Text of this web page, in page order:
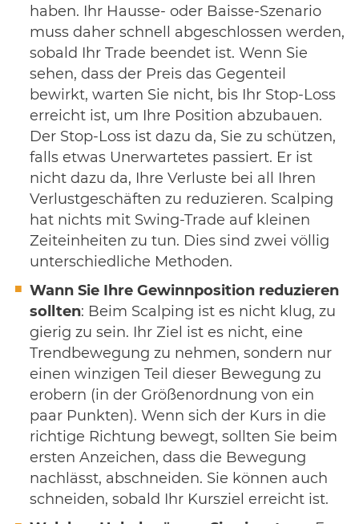
haben. Ihr Hausse- oder Baisse-Szenario
muss daher schnell abgeschlossen werden,
sobald Ihr Trade beendet ist. Wenn Sie
sehen, dass der Preis das Gegenteil
bewirkt, warten Sie nicht, bis Ihr Stop-Loss
erreicht ist, um Ihre Position abzubauen.
Der Stop-Loss ist dazu da, Sie zu schützen,
falls etwas Unerwartetes passiert. Er ist
nicht dazu da, Ihre Verluste bei all Ihren
Verlustgeschäften zu reduzieren. Scalping
hat nichts mit Swing-Trade auf kleinen
Zeiteinheiten zu tun. Dies sind zwei völlig
unterschiedliche Methoden.
Wann Sie Ihre Gewinnposition reduzieren
sollten: Beim Scalping ist es nicht klug, zu
gierig zu sein. Ihr Ziel ist es nicht, eine
Trendbewegung zu nehmen, sondern nur
einen winzigen Teil dieser Bewegung zu
erobern (in der Größenordnung von ein
paar Punkten). Wenn sich der Kurs in die
richtige Richtung bewegt, sollten Sie beim
ersten Anzeichen, dass die Bewegung
nachlässt, abschneiden. Sie können auch
schneiden, sobald Ihr Kursziel erreicht ist.